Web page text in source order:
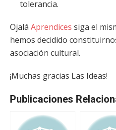
tolerancia.
Ojalá Aprendices siga el
hemos decidido
asociación cultural.
¡Muchas gracias Las Ideas!
Publicaciones